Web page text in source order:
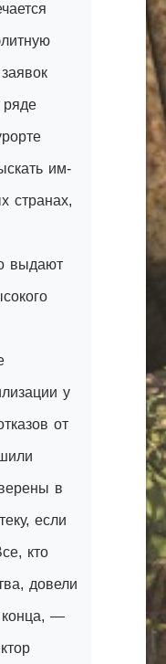
ряде
им-
странах,
выдают
у
от
в
если
кто
довели
конца, —